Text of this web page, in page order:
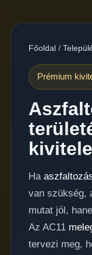
Főoldal/
Prémium
Ha
van szükség,
mutat jól,
Az AC11
tervezi meg,